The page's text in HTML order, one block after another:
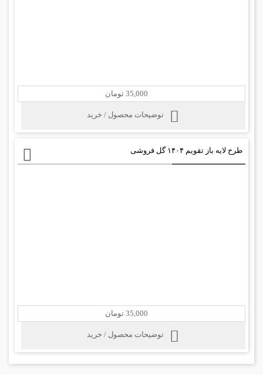
35,000 تومان
توضیحات محصول / خرید
طرح لایه باز تقویم ۱۴۰۴ گل فروشی
35,000 تومان
توضیحات محصول / خرید